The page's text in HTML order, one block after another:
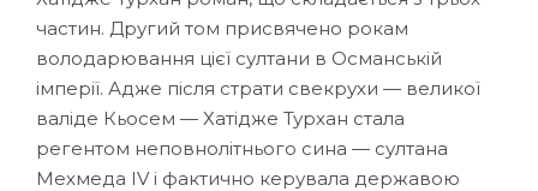
частин. Другий том присвячено рокам
володарювання цієї султани в Османській
імперії. Адже після страти свекрухи — великої
валіде Кьосем — Хатідже Турхан стала
регентом неповнолітнього сина — султана
Мехмеда ІV і фактично керувала державою